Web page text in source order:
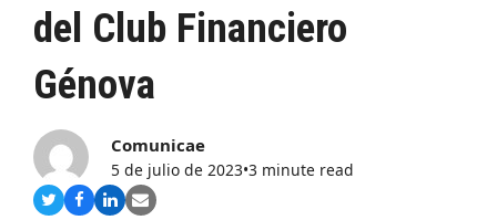
del Club Financiero
Génova
Comunicae
5 de julio de 2023•3 minute read
Compartir
Compartir
Compartir
Share